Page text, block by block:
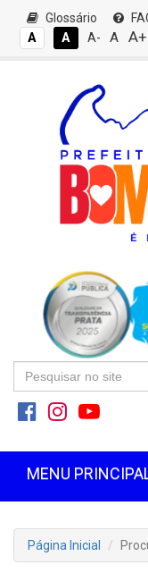
Glossário
A
A A- A A+
MENU
Página Inicial